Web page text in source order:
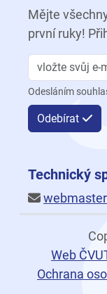
Mějte
první ruky!
Odesláním
Odebírat
Technický
Web
Ochrana